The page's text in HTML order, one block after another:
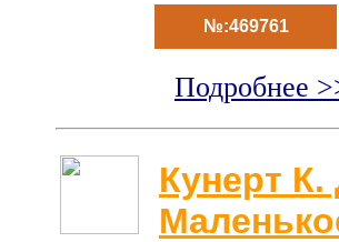
№:469761
Подробнее
Кунерт